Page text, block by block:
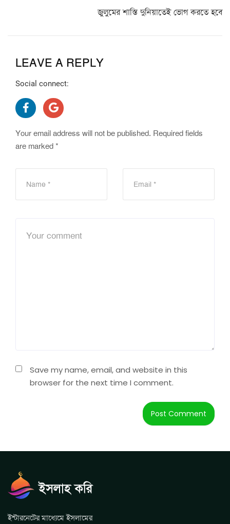
জুলুমের শাস্তি দুনিয়াতেই ভোগ করতে হবে
LEAVE A REPLY
Social connect:
Your email address will not be published. Required fields
are marked *
Save my name, email, and website in this
browser for the next time I comment.
ইন্টারনেটের মাধ্যেমে ইসলামের